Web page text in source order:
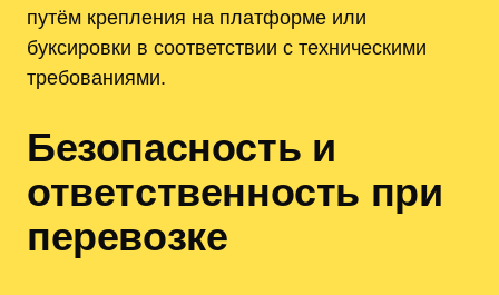
путём крепления на платформе или
буксировки в соответствии с техническими
требованиями.
Безопасность и
ответственность при
перевозке